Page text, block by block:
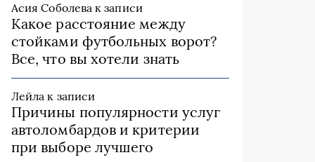
Асия Соболева к записи
Какое расстояние между
стойками футбольных ворот?
Все, что вы хотели знать
Лейла к записи
Причины популярности услуг
автоломбардов и критерии
при выборе лучшего